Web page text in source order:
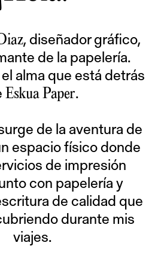
, diseñador gráfico,
de la papelería.
alma que está detrás
Eskua Paper.
de la aventura de
espacio físico donde
de impresión
con papelería y
de calidad que
durante mis
viajes.